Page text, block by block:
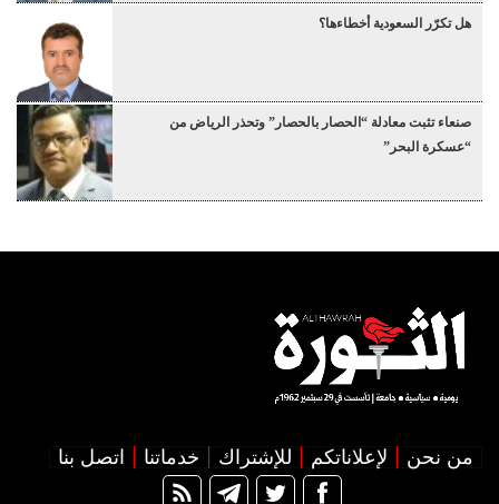
هل تكرّر السعودية أخطاءها؟
صنعاء تثبت معادلة “الحصار بالحصار” وتحذر الرياض من
“عسكرة البحر”
من نحن لإعلاناتكم للإشتراك خدماتنا اتصل بنا